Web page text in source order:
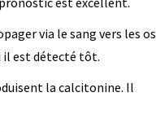
via le sang vers les os
il est détecté tôt.
la calcitonine. Il